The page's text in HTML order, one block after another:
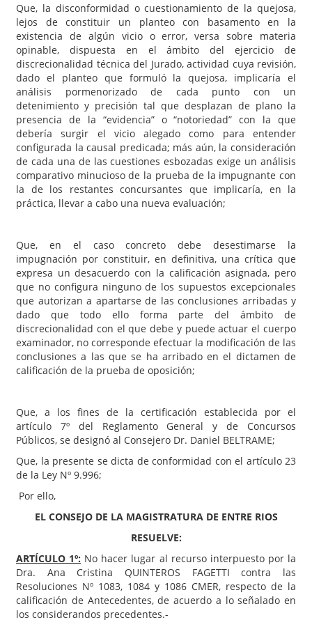
Que, la disconformidad o cuestionamiento de la quejosa,
lejos de constituir un planteo con basamento en la
existencia de algún vicio o error, versa sobre materia
opinable, dispuesta en el ámbito del ejercicio de
discrecionalidad técnica del Jurado, actividad cuya revisión,
dado el planteo que formuló la quejosa, implicaría el
análisis pormenorizado de cada punto con un
detenimiento y precisión tal que desplazan de plano la
presencia de la “evidencia” o “notoriedad” con la que
debería surgir el vicio alegado como para entender
configurada la causal predicada; más aún, la consideración
de cada una de las cuestiones esbozadas exige un análisis
comparativo minucioso de la prueba de la impugnante con
la de los restantes concursantes que implicaría, en la
práctica, llevar a cabo una nueva evaluación;
Que, en el caso concreto debe desestimarse la
impugnación por constituir, en definitiva, una crítica que
expresa un desacuerdo con la calificación asignada, pero
que no configura ninguno de los supuestos excepcionales
que autorizan a apartarse de las conclusiones arribadas y
dado que todo ello forma parte del ámbito de
discrecionalidad con el que debe y puede actuar el cuerpo
examinador, no corresponde efectuar la modificación de las
conclusiones a las que se ha arribado en el dictamen de
calificación de la prueba de oposición;
Que, a los fines de la certificación establecida por el
artículo 7º del Reglamento General y de Concursos
Públicos, se designó al Consejero Dr. Daniel BELTRAME;
Que, la presente se dicta de conformidad con el artículo 23
de la Ley Nº 9.996;
Por ello,
EL CONSEJO DE LA MAGISTRATURA DE ENTRE RIOS
RESUELVE:
ARTÍCULO 1º: No hacer lugar al recurso interpuesto por la
Dra. Ana Cristina QUINTEROS FAGETTI contra las
Resoluciones Nº 1083, 1084 y 1086 CMER, respecto de la
calificación de Antecedentes, de acuerdo a lo señalado en
los considerandos precedentes.-